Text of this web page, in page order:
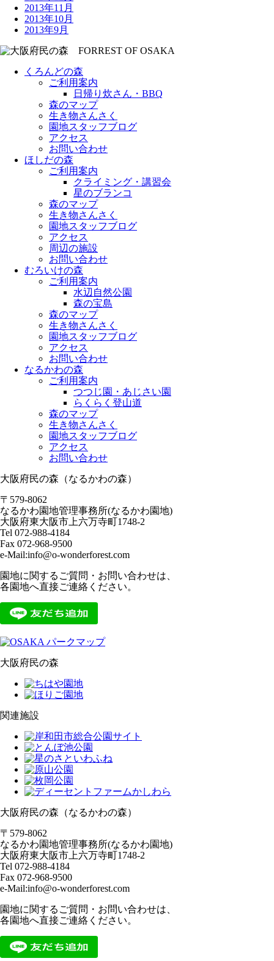
2013年11月
2013年10月
2013年9月
くろんどの森
ご利用案内
日帰り炊さん・BBQ
森のマップ
生き物さんさく
園地スタッフブログ
アクセス
お問い合わせ
ほしだの森
ご利用案内
クライミング・講習会
星のブランコ
森のマップ
生き物さんさく
園地スタッフブログ
アクセス
周辺の施設
お問い合わせ
むろいけの森
ご利用案内
水辺自然公園
森の宝島
森のマップ
生き物さんさく
園地スタッフブログ
アクセス
お問い合わせ
なるかわの森
ご利用案内
つつじ園・あじさい園
らくらく登山道
森のマップ
生き物さんさく
園地スタッフブログ
アクセス
お問い合わせ
大阪府民の森（なるかわの森）
〒579-8062
なるかわ園地管理事務所(なるかわ園地)
大阪府東大阪市上六万寺町1748-2
Tel 072-988-4184
Fax 072-968-9500
e-Mail:info@o-wonderforest.com
園地に関するご質問・お問い合わせは、
各園地へ直接ご連絡ください。
大阪府民の森
関連施設
大阪府民の森（なるかわの森）
〒579-8062
なるかわ園地管理事務所(なるかわ園地)
大阪府東大阪市上六万寺町1748-2
Tel 072-988-4184
Fax 072-968-9500
e-Mail:info@o-wonderforest.com
園地に関するご質問・お問い合わせは、
各園地へ直接ご連絡ください。